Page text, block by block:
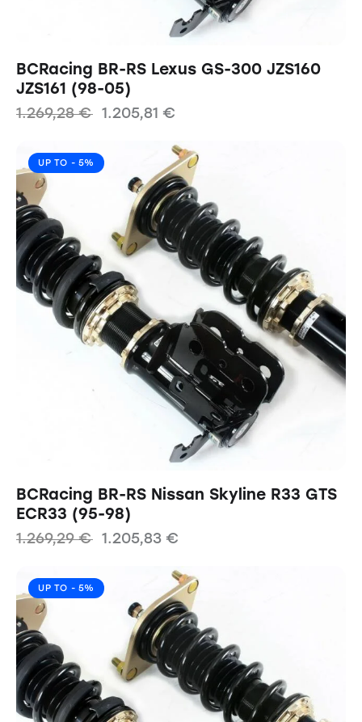
BCRacing BR-RS Lexus GS-300 JZS160
JZS161 (98-05)
1.269,28€ 1.205,81 €
UP TO - 5%
BCRacing BR-RS Nissan Skyline R33 GTS
ECR33 (95-98)
1.269,29€ 1.205,83 €
UP TO - 5%